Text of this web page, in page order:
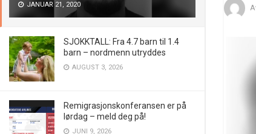
JANUAR 21, 2020
SJOKKTALL: Fra 4.7 barn til 1.4
barn – nordmenn utryddes
AUGUST 3, 2026
Remigrasjonskonferansen er på
lørdag – meld deg på!
JUNI 9, 2026